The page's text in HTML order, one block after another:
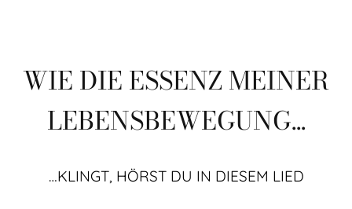
WIE DIE ESSENZ MEINER
LEBENSBEWEGUNG...
…KLINGT, HÖRST DU IN DIESEM LIED